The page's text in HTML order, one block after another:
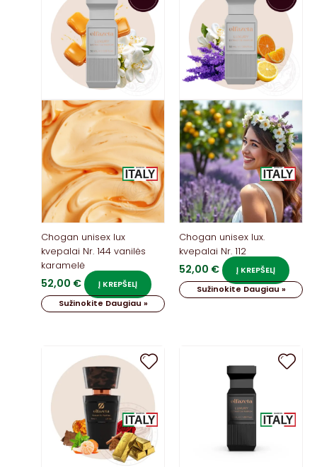
Chogan unisex lux
kvepalai Nr. 144 vanilės
karamelė
52,00 €
Į KREPŠELĮ
Sužinokite Daugiau »
Chogan unisex lux.
kvepalai Nr. 112
52,00 €
Į KREPŠELĮ
Sužinokite Daugiau »